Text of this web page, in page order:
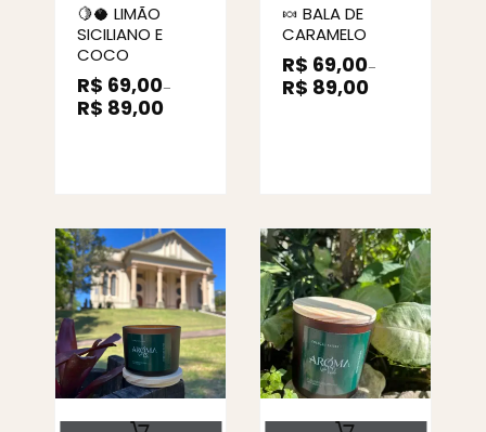
🍋🥥 LIMÃO
SICILIANO E
COCO
R$ 69,00–
R$ 89,00
🍬 BALA DE
CARAMELO
R$ 69,00–
R$ 89,00